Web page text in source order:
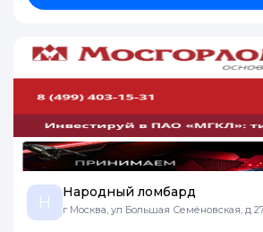
Н
Народный ломбард
г Москва, ул Большая Семёновская, д 27